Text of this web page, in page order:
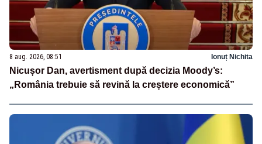
8 aug. 2026, 08:51 Ionuț Nichita
Nicușor Dan, avertisment după decizia Moody’s:
„România trebuie să revină la creștere economică”